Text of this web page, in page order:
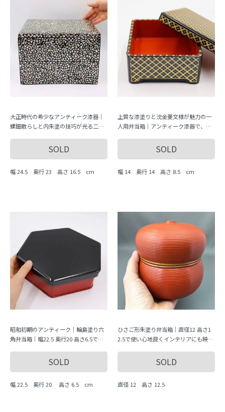
大正時代の希少なアンティーク漆器｜
螺鈿散らしと内朱塗の技巧が光る二段
躍｜幅24.5 奥行23 高さ16.5で収納しや
SOLD
幅 24.5 奥行 23 高さ 16.5 cm
上質な漆塗りと沈金菱文様が魅力の一
人用弁当箱｜アンティーク漆器で、幅1
SOLD
幅 14 奥行 14 高さ 8.5 cm
昭和初期のアンティーク｜輪島塗り六
角弁当箱｜幅22.5 奥行20 高さ6.5で持
SOLD
幅 22.5 奥行 20 高さ 6.5 cm
ひさご形朱塗り弁当箱｜直径12 高さ1
2.5で使い心地良くインテリアにも映え
SOLD
直径 12 高さ 12.5